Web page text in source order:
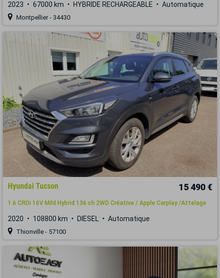
2023 67000 km HYBRIDE RECHARGEABLE Automatique
Montpellier - 34430
Hyundai Tucson 15 490 €
1.6 CRDi 16V Mild Hybrid 136 ch 2WD Créative / Apple Carplay /Attelage
2020 108800 km DIESEL Automatique
Thionville - 57100